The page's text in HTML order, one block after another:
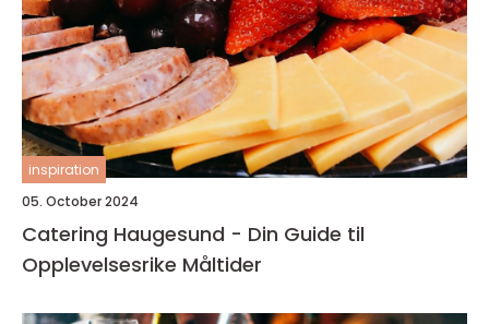
inspiration
05. October 2024
Catering Haugesund - Din Guide til
Opplevelsesrike Måltider